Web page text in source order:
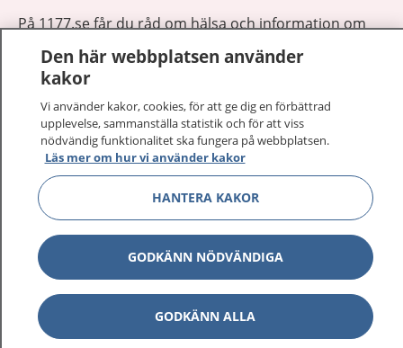
På 1177.se får du råd om hälsa och information om
sjukdomar och vilka mottagningar du kan kontakta.
Logga in för att läsa din journal och göra dina
vårdärenden. Ring telefonnummer 1177 för
sjukvårdsrådgivning dygnet runt.
1177 ger dig råd när du vill må bättre.
1177 på flera språk Visa
Om 1177 Visa
Visa
Den här webbplatsen använder
kakor
Vi använder kakor, cookies, för att ge dig en förbättrad
upplevelse, sammanställa statistik och för att viss
nödvändig funktionalitet ska fungera på webbplatsen.
Läs mer om hur vi använder kakor
HANTERA KAKOR
GODKÄNN NÖDVÄNDIGA
GODKÄNN ALLA